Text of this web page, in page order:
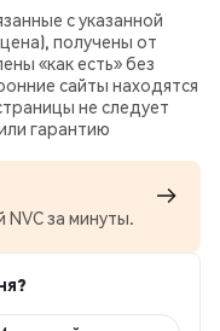
с указанной
получены от
«как есть» без
сайты находятся
не следует
гарантию
NVC за минуты.